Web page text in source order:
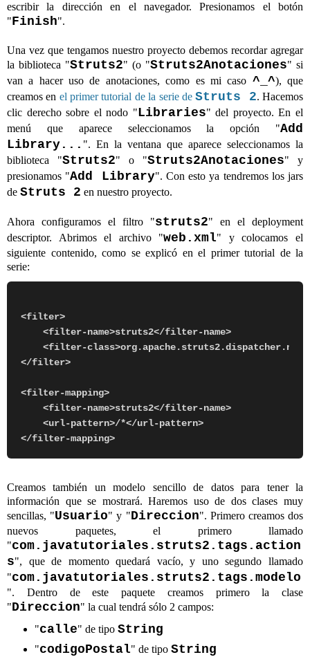
escribir la dirección en el navegador. Presionamos el botón
"Finish".
Una vez que tengamos nuestro proyecto debemos recordar agregar
la biblioteca "Struts2" (o "Struts2Anotaciones" si
van a hacer uso de anotaciones, como es mi caso ^_^), que
creamos en el primer tutorial de la serie deStruts 2. Hacemos
clic derecho sobre el nodo "Libraries" del proyecto. En el
menú que aparece seleccionamos la opción "Add
Library... ". En la ventana que aparece seleccionamos la
biblioteca "Struts2" o "Struts2Anotaciones" y
presionamos "Add Library". Con esto ya tendremos los jars
de Struts 2 en nuestro proyecto.
Ahora configuramos el filtro "struts2" en el deployment
descriptor. Abrimos el archivo "web.xml" y colocamos el
siguiente contenido, como se explicó en el primer tutorial de la
serie:
<filter>
    <filter-name>struts2</filter-name>
<filter-
</filter>
<filter-mapping>
    <filter-name>struts2</filter-name>
    <url-pattern>/*</url-pattern>
Creamos también un modelo sencillo de datos para tener la
información que se mostrará. Haremos uso de dos clases muy
sencillas, "Usuario" y "Direccion". Primero creamos dos
nuevos paquetes, el primero llamado
"com.javatutoriales.struts2.tags.action
s", que de momento quedará vacío, y uno segundo llamado
"com.javatutoriales.struts2.tags.modelo
". Dentro de este paquete creamos primero la clase
"Direccion" la cual tendrá sólo 2 campos:
"calle" de tipo String
"codigoPostal" de tipo String